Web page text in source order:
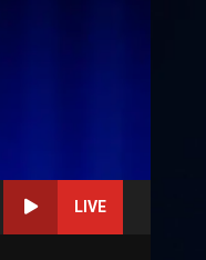
LIVE